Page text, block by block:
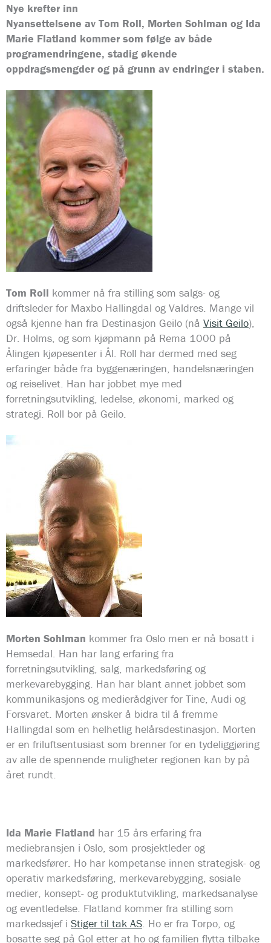
Nye krefter inn
Nyansettelsene av Tom Roll, Morten Sohlman og Ida
Marie Flatland kommer som følge av både
programendringene, stadig økende
oppdragsmengder og på grunn av endringer i staben.
Tom Roll kommer nå fra stilling som salgs- og
driftsleder for Maxbo Hallingdal og Valdres. Mange vil
også kjenne han fra Destinasjon Geilo (nå Visit Geilo),
Dr. Holms, og som kjøpmann på Rema 1000 på
Ålingen kjøpesenter i Ål. Roll har dermed med seg
erfaringer både fra byggenæringen, handelsnæringen
og reiselivet. Han har jobbet mye med
forretningsutvikling, ledelse, økonomi, marked og
strategi. Roll bor på Geilo.
Morten Sohlman kommer fra Oslo men er nå bosatt i
Hemsedal. Han har lang erfaring fra
forretningsutvikling, salg, markedsføring og
merkevarebygging. Han har blant annet jobbet som
kommunikasjons og medierådgiver for Tine, Audi og
Forsvaret. Morten ønsker å bidra til å fremme
Hallingdal som en helhetlig helårsdestinasjon. Morten
er en friluftsentusiast som brenner for en tydeliggjøring
av alle de spennende muligheter regionen kan by på
året rundt.
Ida Marie Flatland har 15 års erfaring fra
mediebransjen i Oslo, som prosjektleder og
markedsfører. Ho har kompetanse innen strategisk- og
operativ markedsføring, merkevarebygging, sosiale
medier, konsept- og produktutvikling, markedsanalyse
og eventledelse. Flatland kommer fra stilling som
markedssjef i Stiger til tak AS . Ho er fra Torpo, og
bosatte seg på Gol etter at ho og familien flytta tilbake